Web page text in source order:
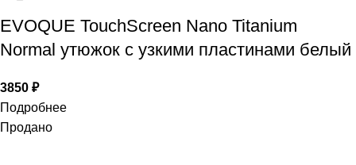
EVOQUE TouchScreen Nano Titanium
Normal утюжок с узкими пластинами белый
3850 ₽
Подробнее
Продано